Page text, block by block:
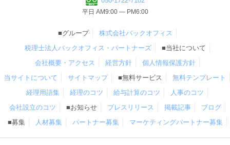
平日 AM9:00 ― PM6:00
■グループ
株式会社バックオフィス
税理士法人バックオフィス・パートナーズ
■当社について
会社概要・アクセス
経営方針
個人情報保護方針
当サイトについて
サイトマップ ■無料サービス
無料テンプレート
経理用語集
経理のコツ 給与計算のコツ
人事のコツ
会社設立のコツ
■お知らせ プレスリリース 掲載記事
ブログ
■募集
人材募集 パートナー募集 マーケティングパートナー募集